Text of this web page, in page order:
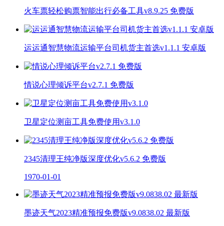
火车票轻松购票智能出行必备工具v8.9.25 免费版
运运通智慧物流运输平台司机货主首选v1.1.1 安卓版
情说心理倾诉平台v2.7.1 免费版
卫星定位测亩工具免费使用v3.1.0
2345清理王纯净版深度优化v5.6.2 免费版
1970-01-01
墨迹天气2023精准预报免费版v9.0838.02 最新版